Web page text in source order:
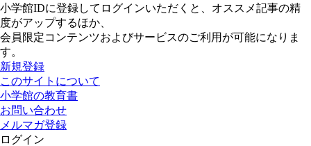
小学館IDに登録してログインいただくと、オススメ記事の精
度がアップするほか、
会員限定コンテンツおよびサービスのご利用が可能になりま
す。
新規登録
このサイトについて
小学館の教育書
お問い合わせ
メルマガ登録
ログイン